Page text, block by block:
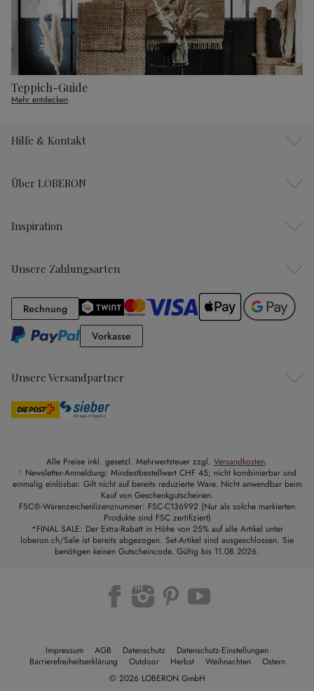
Teppich-Guide
Mehr entdecken
Hilfe & Kontakt
Über LOBERON
Inspiration
Unsere Zahlungsarten
RechnungRechnung
Vorkasse
Unsere Versandpartner
Alle Preise inkl. gesetzl. Mehrwertsteuer zzgl. Versandkosten.
¹ Newsletter-Anmeldung: Mindestbestellwert CHF 45; nicht kombinierbar und
einmalig einlösbar. Gilt nicht auf bereits reduzierte Ware. Nicht anwendbar beim
Kauf von Geschenkgutscheinen.
FSC®-Warenzeichenlizenznummer: FSC-C136992 (Nur als solche markierten
Produkte sind FSC zertifiziert)
*FINAL SALE: Der Extra-Rabatt in Höhe von 25% auf alle Artikel unter
loberon.ch/Sale ist bereits abgezogen. Set-Artikel sind ausgeschlossen. Sie
benötigen keinen Gutscheincode. Gültig bis 11.08.2026.
Impressum AGB Datenschutz
Datenschutz-Einstellungen
Barrierefreiheitserklärung
Outdoor Herbst Weihnachten
Ostern
© 2026 LOBERON GmbH